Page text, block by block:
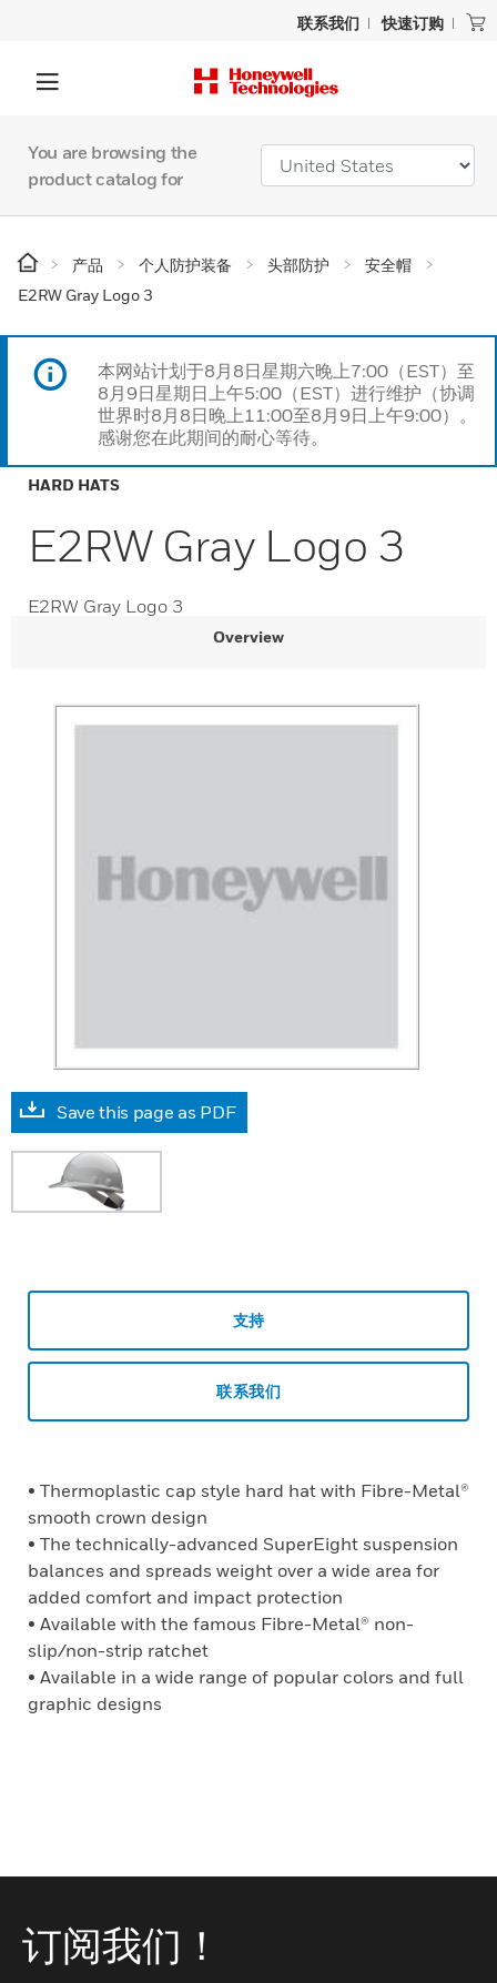
联系我们 快速订购
You are browsing the
product catalog for
产品 个人防护装备 头部防护
安全帽
E2RW Gray Logo 3
本网站计划于8月8日星期六晚上7:00（EST）至
8月9日星期日上午5:00（EST）进行维护（协调
世界时8月8日晚上11:00至8月9日上午9:00）。
感谢您在此期间的耐心等待。
HARD HATS
E2RW Gray Logo 3
E2RW Gray Logo 3
Overview
Save this page as PDF
支持
联系我们
• Thermoplastic cap style hard hat with Fibre-Metal®
smooth crown design
• The technically-advanced SuperEight suspension
balances and spreads weight over a wide area for
added comfort and impact protection
• Available with the famous Fibre-Metal® non-
slip/non-strip ratchet
• Available in a wide range of popular colors and full
graphic designs
订阅我们！